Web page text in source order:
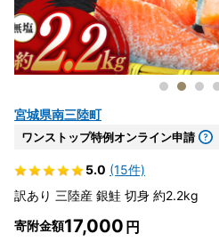
宮城県南三陸町
ワンストップ特例オンライン申請
5.0 (15件)
訳あり 三陸産 銀鮭 切身 約2.2kg
寄附金額17,000